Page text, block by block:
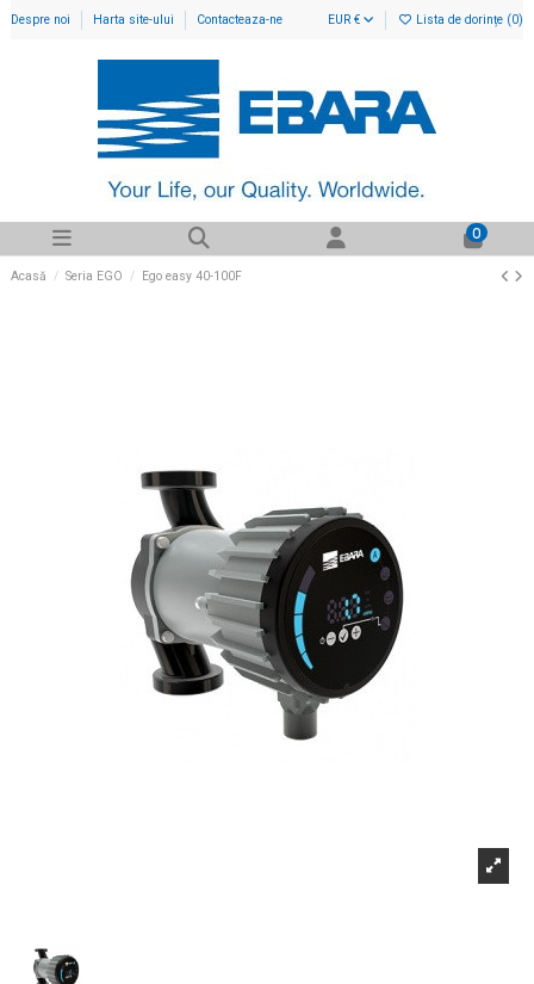
Despre noi Harta site-ului Contacteaza-ne EUR € Lista de dorințe (0)
0
Acasă Seria EGO Ego easy 40-100F